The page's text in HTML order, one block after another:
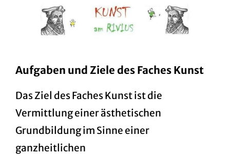
Informieren
Aufgaben und Ziele des Faches Kunst
Das Ziel des Faches Kunst ist die
Vermittlung einer ästhetischen
Grundbildung im Sinne einer
ganzheitlichen